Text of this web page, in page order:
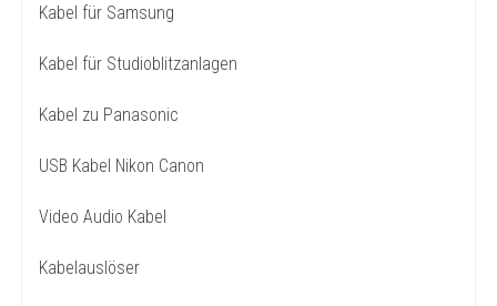
Kabel für Samsung
Kabel für Studioblitzanlagen
Kabel zu Panasonic
USB Kabel Nikon Canon
Video Audio Kabel
Kabelauslöser